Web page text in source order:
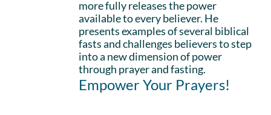
more fully releases the power
available to every believer. He
presents examples of several biblical
fasts and challenges believers to step
into a new dimension of power
through prayer and fasting.
Empower Your Prayers!